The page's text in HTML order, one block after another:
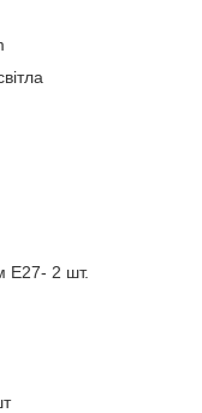
E27- 2 шт.